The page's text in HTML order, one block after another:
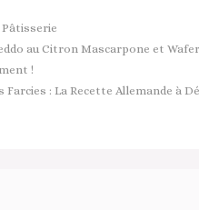
Pâtisserie
au Citron Mascarpone et
!
Farcies : La Recette Allemande à